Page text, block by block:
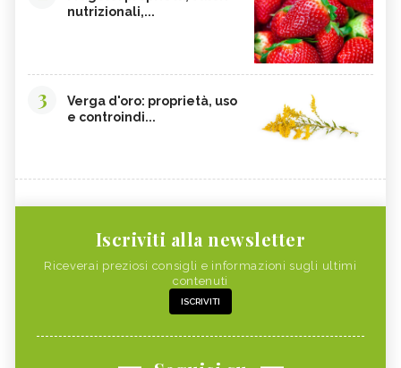
nutrizionali,...
3
Verga d'oro: proprietà, uso
e controindi...
Iscriviti alla newsletter
Riceverai preziosi consigli e informazioni sugli ultimi
contenuti
ISCRIVITI